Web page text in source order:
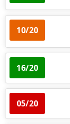
10/20
16/20
05/20